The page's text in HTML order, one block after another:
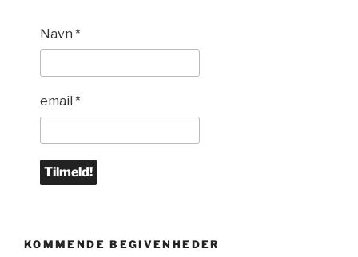
Navn *
email *
KOMMENDE BEGIVENHEDER